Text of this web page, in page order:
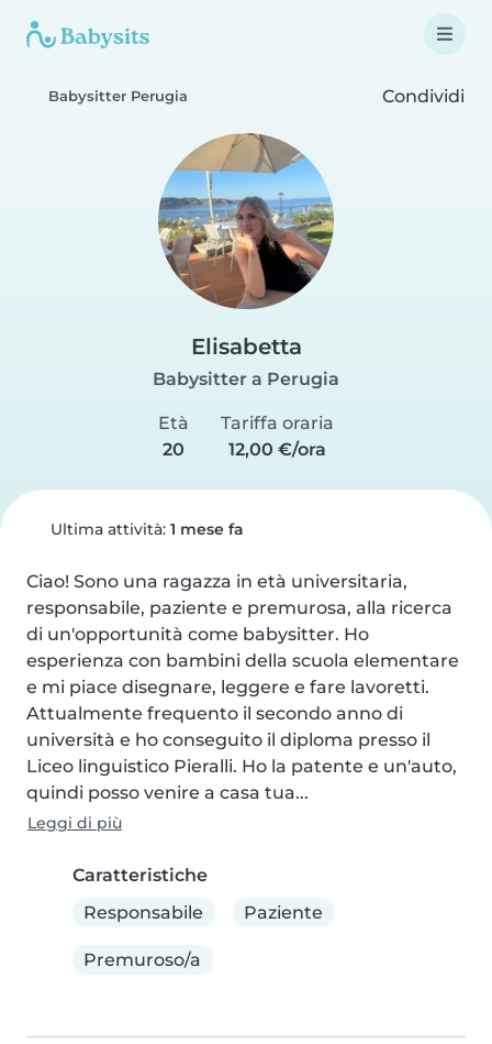
Babysitter Perugia Condividi
Elisabetta
Babysitter a Perugia
Età
20
Tariffa oraria
12,00 €/ora
Ultima attività: 1 mese fa
Ciao! Sono una ragazza in età universitaria,
responsabile, paziente e premurosa, alla ricerca
di un'opportunità come babysitter. Ho
esperienza con bambini della scuola elementare
e mi piace disegnare, leggere e fare lavoretti.
Attualmente frequento il secondo anno di
università e ho conseguito il diploma presso il
Liceo linguistico Pieralli. Ho la patente e un'auto,
quindi posso venire a casa tua...
Leggi di più
Caratteristiche
Responsabile
Paziente
Premuroso/a